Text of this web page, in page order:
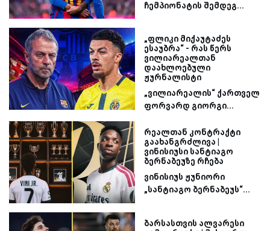
ჩემპიონატის შემდეგ...
„ფლიკი მიქაუტაძეს
ესაუბრა“ - რას წერს
ვილიარეალთან
დაახლოებული
ჟურნალისტი
„ვილიარეალის“ ქართველ
ფორვარდ გიორგი...
რეალთან კონტრაქტი
გაახანგრძლივა |
ვინისიუსი სანტიაგო
ბერნაბეუზე რჩება
ვინისიუს ჟუნიორი
„სანტიაგო ბერნაბეუს“...
ბარსასთვის ალვარესი